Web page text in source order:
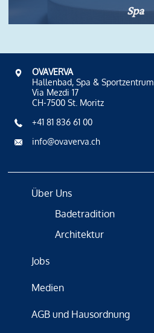
Spa
OVAVERVA
Hallenbad, Spa & Sportzentrum
Via Mezdi 17
CH-7500 St. Moritz
+41 81 836 61 00
info@ovaverva.ch
Über Uns
Badetradition
Architektur
Jobs
Medien
AGB und Hausordnung